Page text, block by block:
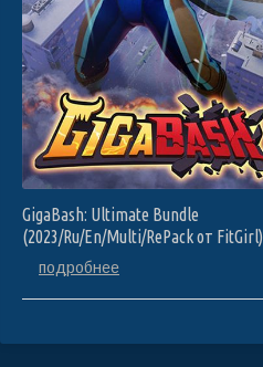
GigaBash: Ultimate Bundle
(2023/Ru/En/Multi/RePack от FitGirl)
подробнее